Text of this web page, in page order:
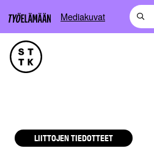
Mediakuvat
LIITTOJEN TIEDOTTEET